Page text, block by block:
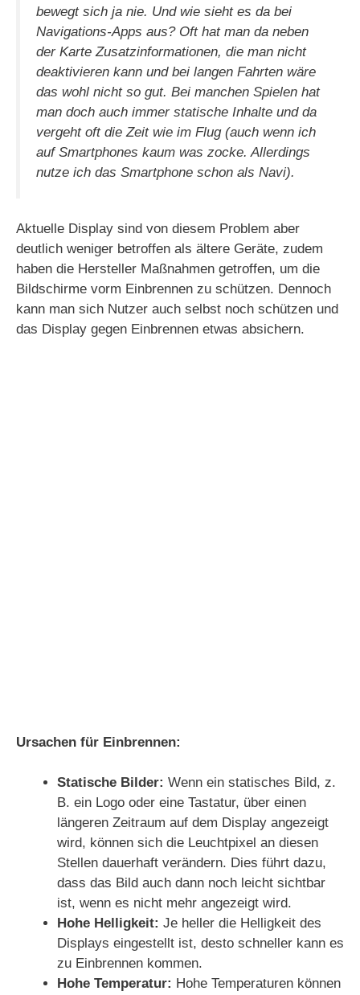
d
e
o
bewegt sich ja nie. Und wie sieht es da bei
Navigations-Apps aus? Oft hat man da neben
der Karte Zusatzinformationen, die man nicht
deaktivieren kann und bei langen Fahrten wäre
das wohl nicht so gut. Bei manchen Spielen hat
man doch auch immer statische Inhalte und da
vergeht oft die Zeit wie im Flug (auch wenn ich
auf Smartphones kaum was zocke. Allerdings
nutze ich das Smartphone schon als Navi).
Aktuelle Display sind von diesem Problem aber
deutlich weniger betroffen als ältere Geräte, zudem
haben die Hersteller Maßnahmen getroffen, um die
Bildschirme vorm Einbrennen zu schützen. Dennoch
kann man sich Nutzer auch selbst noch schützen und
das Display gegen Einbrennen etwas absichern.
Ursachen für Einbrennen:
Statische Bilder: Wenn ein statisches Bild, z.
B. ein Logo oder eine Tastatur, über einen
längeren Zeitraum auf dem Display angezeigt
wird, können sich die Leuchtpixel an diesen
Stellen dauerhaft verändern. Dies führt dazu,
dass das Bild auch dann noch leicht sichtbar
ist, wenn es nicht mehr angezeigt wird.
Hohe Helligkeit: Je heller die Helligkeit des
Displays eingestellt ist, desto schneller kann es
zu Einbrennen kommen.
Hohe Temperatur: Hohe Temperaturen können